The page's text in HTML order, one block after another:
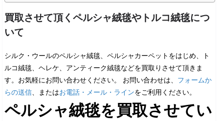
買取させて頂くペルシャ絨毯やトルコ絨毯につ
いて
シルク・ウールのペルシャ絨毯、ペルシャカーペットをはじめ、ト
ルコ絨毯、ヘレケ、アンティーク絨毯などを買取りさせて頂きま
す。お気軽にお問い合わせください。 お問い合わせは、 フォームか
らの送信、またはお電話・メール・ラインをご利用ください。
ペルシャ絨毯を買取させてい